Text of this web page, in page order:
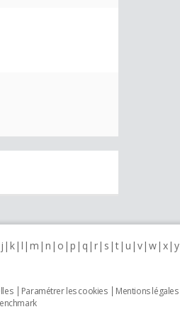
j k l m n o p q r s t u v w x y
Paramétrer les cookies Mentions légales